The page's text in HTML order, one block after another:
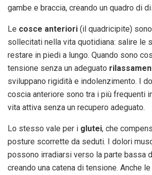
gambe e braccia, creando un quadro di
Le cosce anteriori (il quadricipite)
sollecitati nella vita quotidiana: salire le
restare in piedi a lungo. Quando sono
tensione senza un adeguato
sviluppano rigidità e indolenzimento. I
coscia anteriore sono tra i più frequenti
vita attiva senza un recupero adeguato.
Lo stesso vale per i glutei, che
posture scorrette da seduti. I dolori
possono irradiarsi verso la parte bassa
creando una catena di tensione. Anche le